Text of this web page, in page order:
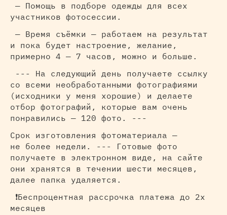
— Помощь в подборе одежды для всех
участников фотосессии.
— Время съёмки — работаем на результат
и пока будет настроение, желание,
примерно 4 — 7 часов, можно и больше.
--- На следующий день получаете ссылку
со всеми необработанными фотографиями
(исходники у меня хорошие) и делаете
отбор фотографий, которые вам очень
понравились — 120 фото. ---
Срок изготовления фотоматериала —
не более недели. --- Готовые фото
получаете в электронном виде, на сайте
они хранятся в течении шести месяцев,
далее папка удаляется.
❗Беспроцентная рассрочка платежа до 2х
месяцев